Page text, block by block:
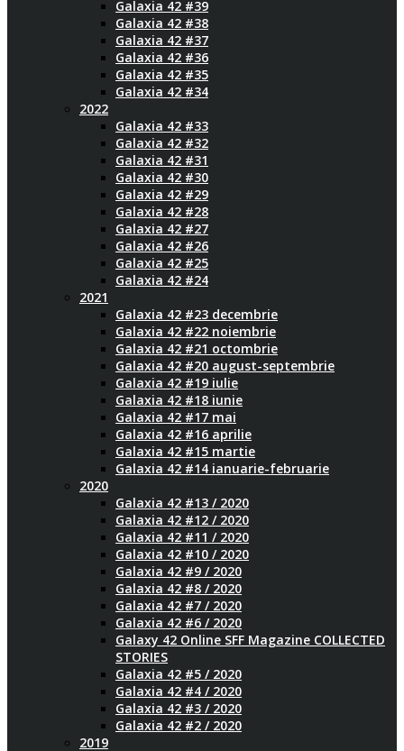
Galaxia 42 #39
Galaxia 42 #38
Galaxia 42 #37
Galaxia 42 #36
Galaxia 42 #35
Galaxia 42 #34
2022
Galaxia 42 #33
Galaxia 42 #32
Galaxia 42 #31
Galaxia 42 #30
Galaxia 42 #29
Galaxia 42 #28
Galaxia 42 #27
Galaxia 42 #26
Galaxia 42 #25
Galaxia 42 #24
2021
Galaxia 42 #23 decembrie
Galaxia 42 #22 noiembrie
Galaxia 42 #21 octombrie
Galaxia 42 #20 august-septembrie
Galaxia 42 #19 iulie
Galaxia 42 #18 iunie
Galaxia 42 #17 mai
Galaxia 42 #16 aprilie
Galaxia 42 #15 martie
Galaxia 42 #14 ianuarie-februarie
2020
Galaxia 42 #13 / 2020
Galaxia 42 #12 / 2020
Galaxia 42 #11 / 2020
Galaxia 42 #10 / 2020
Galaxia 42 #9 / 2020
Galaxia 42 #8 / 2020
Galaxia 42 #7 / 2020
Galaxia 42 #6 / 2020
Galaxy 42 Online SFF Magazine COLLECTED
STORIES
Galaxia 42 #5 / 2020
Galaxia 42 #4 / 2020
Galaxia 42 #3 / 2020
Galaxia 42 #2 / 2020
2019